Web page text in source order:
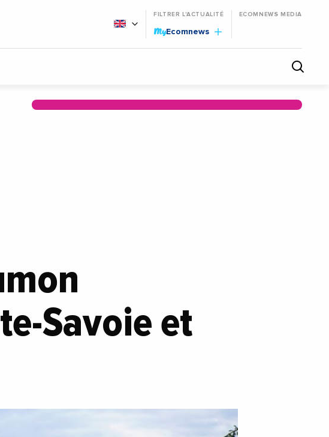
FILTRER L'ACTUALITÉ
MyEcomnews
ECOMNEWS MEDIA
Savoie et